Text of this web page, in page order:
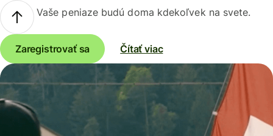
Vaše peniaze budú doma kdekoľvek na svete.
Zaregistrovať sa Čítať viac